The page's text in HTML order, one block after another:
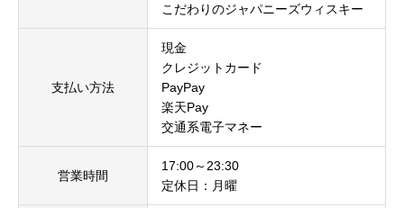
こだわりのジャパニーズウィスキー
支払い方法
現金
クレジットカード
PayPay
楽天Pay
交通系電子マネー
営業時間
17:00～23:30
定休日：月曜